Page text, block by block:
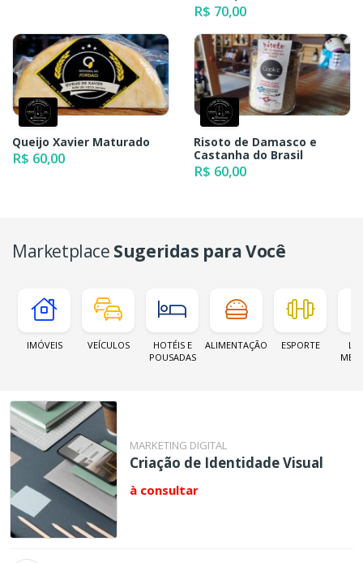
R$ 70,00
Queijo Xavier Maturado
R$ 60,00
Risoto de Damasco e
Castanha do Brasil
R$ 60,00
Marketplace Sugeridas para Você
IMÓVEIS VEÍCULOS
HOTÉIS E
POUSADAS
ALIMENTAÇÃO ESPORTE
MARKETING DIGITAL
Criação de Identidade Visual
à consultar